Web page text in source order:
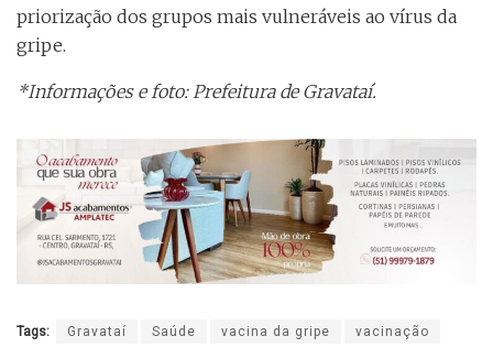
priorização dos grupos mais vulneráveis ao vírus da
gripe.
*Informações e foto: Prefeitura de Gravataí.
Tags: Gravataí Saúde vacina da gripe vacinação